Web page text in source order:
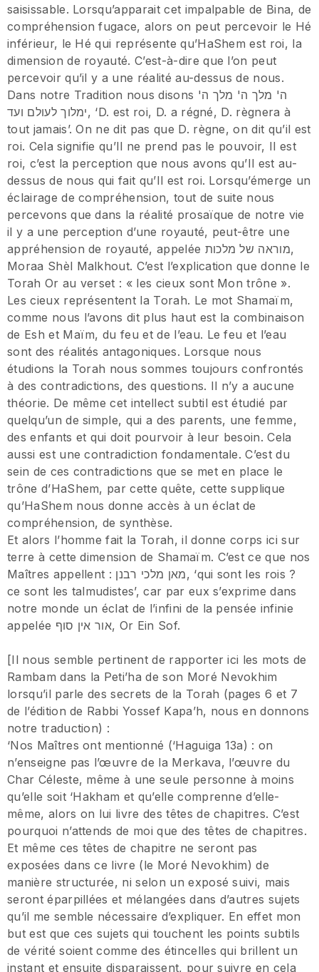
saisissable. Lorsqu’apparait cet impalpable de Bina, de
compréhension fugace, alors on peut percevoir le Hé
inférieur, le Hé qui représente qu’HaShem est roi, la
dimension de royauté. C’est-à-dire que l’on peut
percevoir qu’il y a une réalité au-dessus de nous.
Dans notre Tradition nous disons ה' מלך ה' מלך ה'
ימלוך לעולם ועד, ‘D. est roi, D. a régné, D. règnera à
tout jamais’. On ne dit pas que D. règne, on dit qu’il est
roi. Cela signifie qu’Il ne prend pas le pouvoir, Il est
roi, c’est la perception que nous avons qu’Il est au-
dessus de nous qui fait qu’Il est roi. Lorsqu’émerge un
éclairage de compréhension, tout de suite nous
percevons que dans la réalité prosaïque de notre vie
il y a une perception d’une royauté, peut-être une
appréhension de royauté, appelée מוראה של מלכות,
Moraa Shèl Malkhout. C’est l’explication que donne le
Torah Or au verset : « les cieux sont Mon trône ».
Les cieux représentent la Torah. Le mot Shamaïm,
comme nous l’avons dit plus haut est la combinaison
de Esh et Maïm, du feu et de l’eau. Le feu et l’eau
sont des réalités antagoniques. Lorsque nous
étudions la Torah nous sommes toujours confrontés
à des contradictions, des questions. Il n’y a aucune
théorie. De même cet intellect subtil est étudié par
quelqu’un de simple, qui a des parents, une femme,
des enfants et qui doit pourvoir à leur besoin. Cela
aussi est une contradiction fondamentale. C’est du
sein de ces contradictions que se met en place le
trône d’HaShem, par cette quête, cette supplique
qu’HaShem nous donne accès à un éclat de
compréhension, de synthèse.
Et alors l’homme fait la Torah, il donne corps ici sur
terre à cette dimension de Shamaïm. C’est ce que nos
Maîtres appellent : מאן מלכי רבנן, ‘qui sont les rois ?
ce sont les talmudistes’, car par eux s’exprime dans
notre monde un éclat de l’infini de la pensée infinie
appelée אור אין סוף, Or Ein Sof.
[Il nous semble pertinent de rapporter ici les mots de
Rambam dans la Peti’ha de son Moré Nevokhim
lorsqu’il parle des secrets de la Torah (pages 6 et 7
de l’édition de Rabbi Yossef Kapa’h, nous en donnons
notre traduction) :
‘Nos Maîtres ont mentionné (‘Haguiga 13a) : on
n’enseigne pas l’œuvre de la Merkava, l’œuvre du
Char Céleste, même à une seule personne à moins
qu’elle soit ‘Hakham et qu’elle comprenne d’elle-
même, alors on lui livre des têtes de chapitres. C’est
pourquoi n’attends de moi que des têtes de chapitres.
Et même ces têtes de chapitre ne seront pas
exposées dans ce livre (le Moré Nevokhim) de
manière structurée, ni selon un exposé suivi, mais
seront éparpillées et mélangées dans d’autres sujets
qu’il me semble nécessaire d’expliquer. En effet mon
but est que ces sujets qui touchent les points subtils
de vérité soient comme des étincelles qui brillent un
instant et ensuite disparaissent, pour suivre en cela